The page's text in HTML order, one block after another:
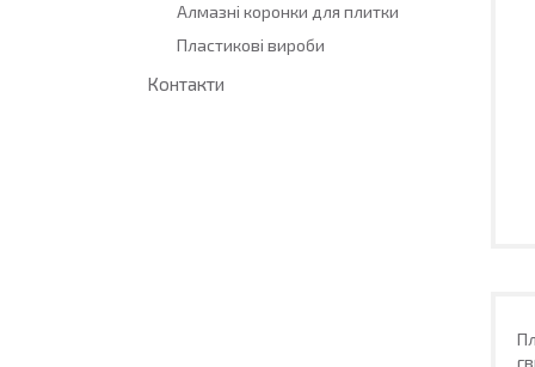
Алмазні коронки для плитки
Пластикові вироби
Контакти